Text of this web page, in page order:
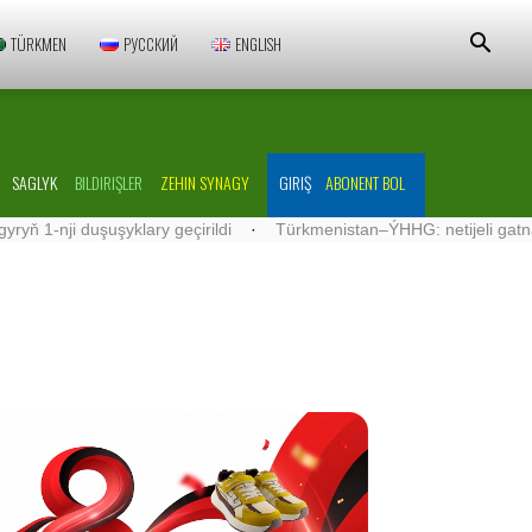
TÜRKMEN РУССКИЙ ENGLISH
SAGLYK BILDIRIŞLER ZEHIN SYNAGY GIRIŞ ABONENT BOL
duşuşyklary geçirildi · Türkmenistan–ÝHHG: netijeli gatnaşyklar